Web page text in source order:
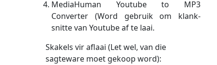
MediaHuman Youtube to MP3
Converter (Word gebruik om klank-
snitte van Youtube af te laai.
Skakels vir aflaai (Let wel, van die
sagteware moet gekoop word):